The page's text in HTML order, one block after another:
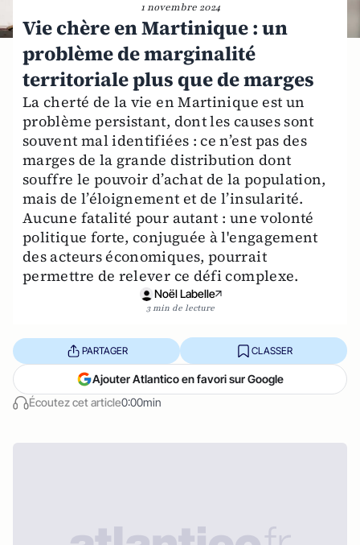
1 novembre 2024
Vie chère en Martinique : un
problème de marginalité
territoriale plus que de marges
La cherté de la vie en Martinique est un
problème persistant, dont les causes sont
souvent mal identifiées : ce n’est pas des
marges de la grande distribution dont
souffre le pouvoir d’achat de la population,
mais de l’éloignement et de l’insularité.
Aucune fatalité pour autant : une volonté
politique forte, conjuguée à l'engagement
des acteurs économiques, pourrait
permettre de relever ce défi complexe.
Noël Labelle
3 min de lecture
Écoutez cet article0:00min
PARTAGER CLASSER
Ajouter Atlantico en favori sur Google